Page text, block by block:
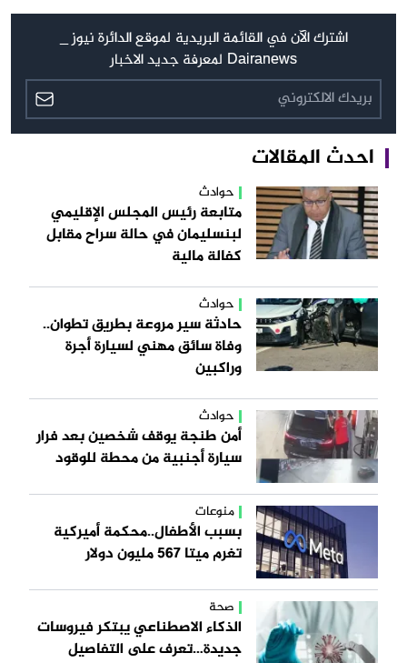
اشترك الآن في القائمة البريدية لموقع الدائرة نيوز _
Dairanews لمعرفة جديد الاخبار
احدث المقالات
حوادث
متابعة رئيس المجلس الإقليمي
لبنسليمان في حالة سراح مقابل
كفالة مالية
حوادث
حادثة سير مروعة بطريق تطوان..
وفاة سائق مهني لسيارة أجرة
وراكبين
حوادث
أمن طنجة يوقف شخصين بعد فرار
سيارة أجنبية من محطة للوقود
منوعات
بسبب الأطفال..محكمة أميركية
تغرم ميتا 567 مليون دولار
صحة
الذكاء الاصطناعي يبتكر فيروسات
جديدة…تعرف على التفاصيل